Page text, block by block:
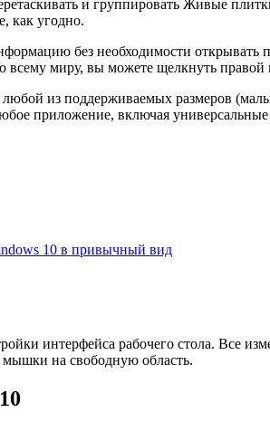
и группировать Живые
как угодно.
без необходимости открывать
миру, вы можете щелкнуть
из поддерживаемых размеров
приложение, включая
10 в привычный вид
интерфейса рабочего стола. Все
на свободную область.